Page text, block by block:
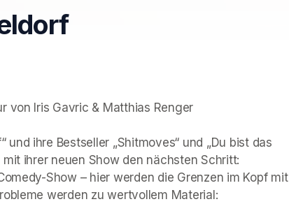
von Iris Gavric & Matthias Renger
ihre Bestseller „Shitmoves“ und „Du bist das
ihrer neuen Show den nächsten Schritt:
Show – hier werden die Grenzen im Kopf mit
werden zu wertvollem Material: